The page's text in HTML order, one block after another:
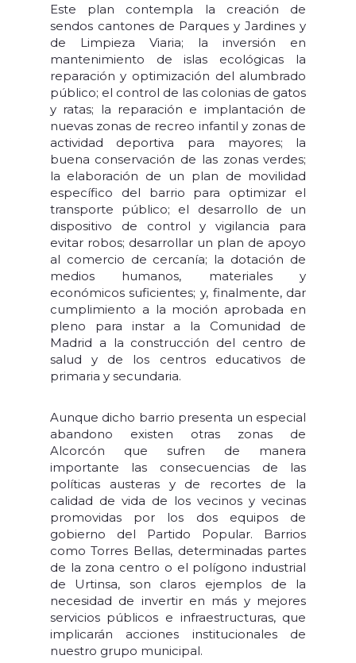
Este plan contempla la creación de
sendos cantones de Parques y Jardines y
de Limpieza Viaria; la inversión en
mantenimiento de islas ecológicas la
reparación y optimización del alumbrado
público; el control de las colonias de gatos
y ratas; la reparación e implantación de
nuevas zonas de recreo infantil y zonas de
actividad deportiva para mayores; la
buena conservación de las zonas verdes;
la elaboración de un plan de movilidad
específico del barrio para optimizar el
transporte público; el desarrollo de un
dispositivo de control y vigilancia para
evitar robos; desarrollar un plan de apoyo
al comercio de cercanía; la dotación de
medios humanos, materiales y
económicos suficientes; y, finalmente, dar
cumplimiento a la moción aprobada en
pleno para instar a la Comunidad de
Madrid a la construcción del centro de
salud y de los centros educativos de
primaria y secundaria.
Aunque dicho barrio presenta un especial
abandono existen otras zonas de
Alcorcón que sufren de manera
importante las consecuencias de las
políticas austeras y de recortes de la
calidad de vida de los vecinos y vecinas
promovidas por los dos equipos de
gobierno del Partido Popular. Barrios
como Torres Bellas, determinadas partes
de la zona centro o el polígono industrial
de Urtinsa, son claros ejemplos de la
necesidad de invertir en más y mejores
servicios públicos e infraestructuras, que
implicarán acciones institucionales de
nuestro grupo municipal.